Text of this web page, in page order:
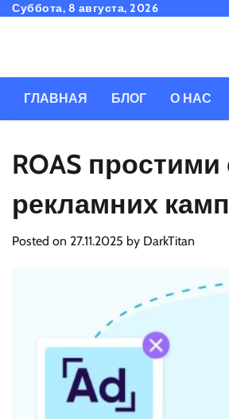
SkipСуббота, 8 августа, 2026
ГЛАВНАЯ БЛОГ О НАС
ROAS
рекламних
Posted on 27.11.2025 by DarkTitan